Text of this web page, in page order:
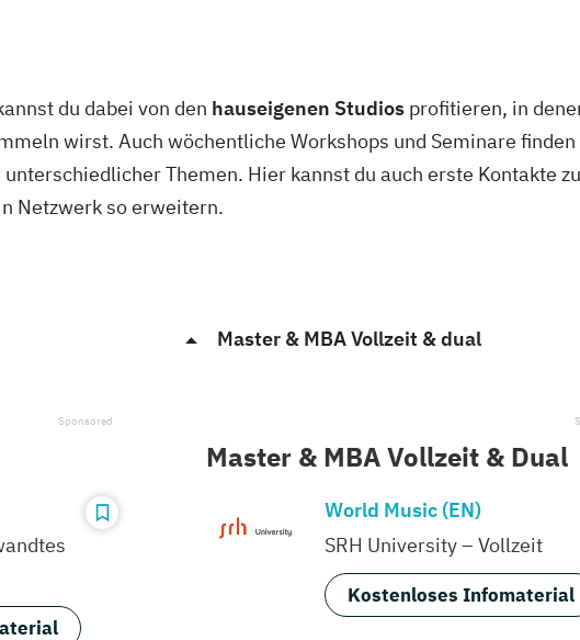
du dabei von den hauseigenen Studios profitieren, in
wirst. Auch wöchentliche Workshops und Seminare finden
Themen. Hier kannst du auch erste Kontakte zu
Netzwerk so erweitern.
Master & MBA Vollzeit & dual
Master & MBA Vollzeit & Dual
World Music (EN)
SRH University – Vollzeit
Kostenloses Infomaterial